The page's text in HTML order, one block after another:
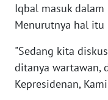
Iqbal masuk
Menurutnya hal
"Sedang kita
ditanya wartawan,
Kepresidenan,
REDAKSI
KARIR
DISCLAIMER